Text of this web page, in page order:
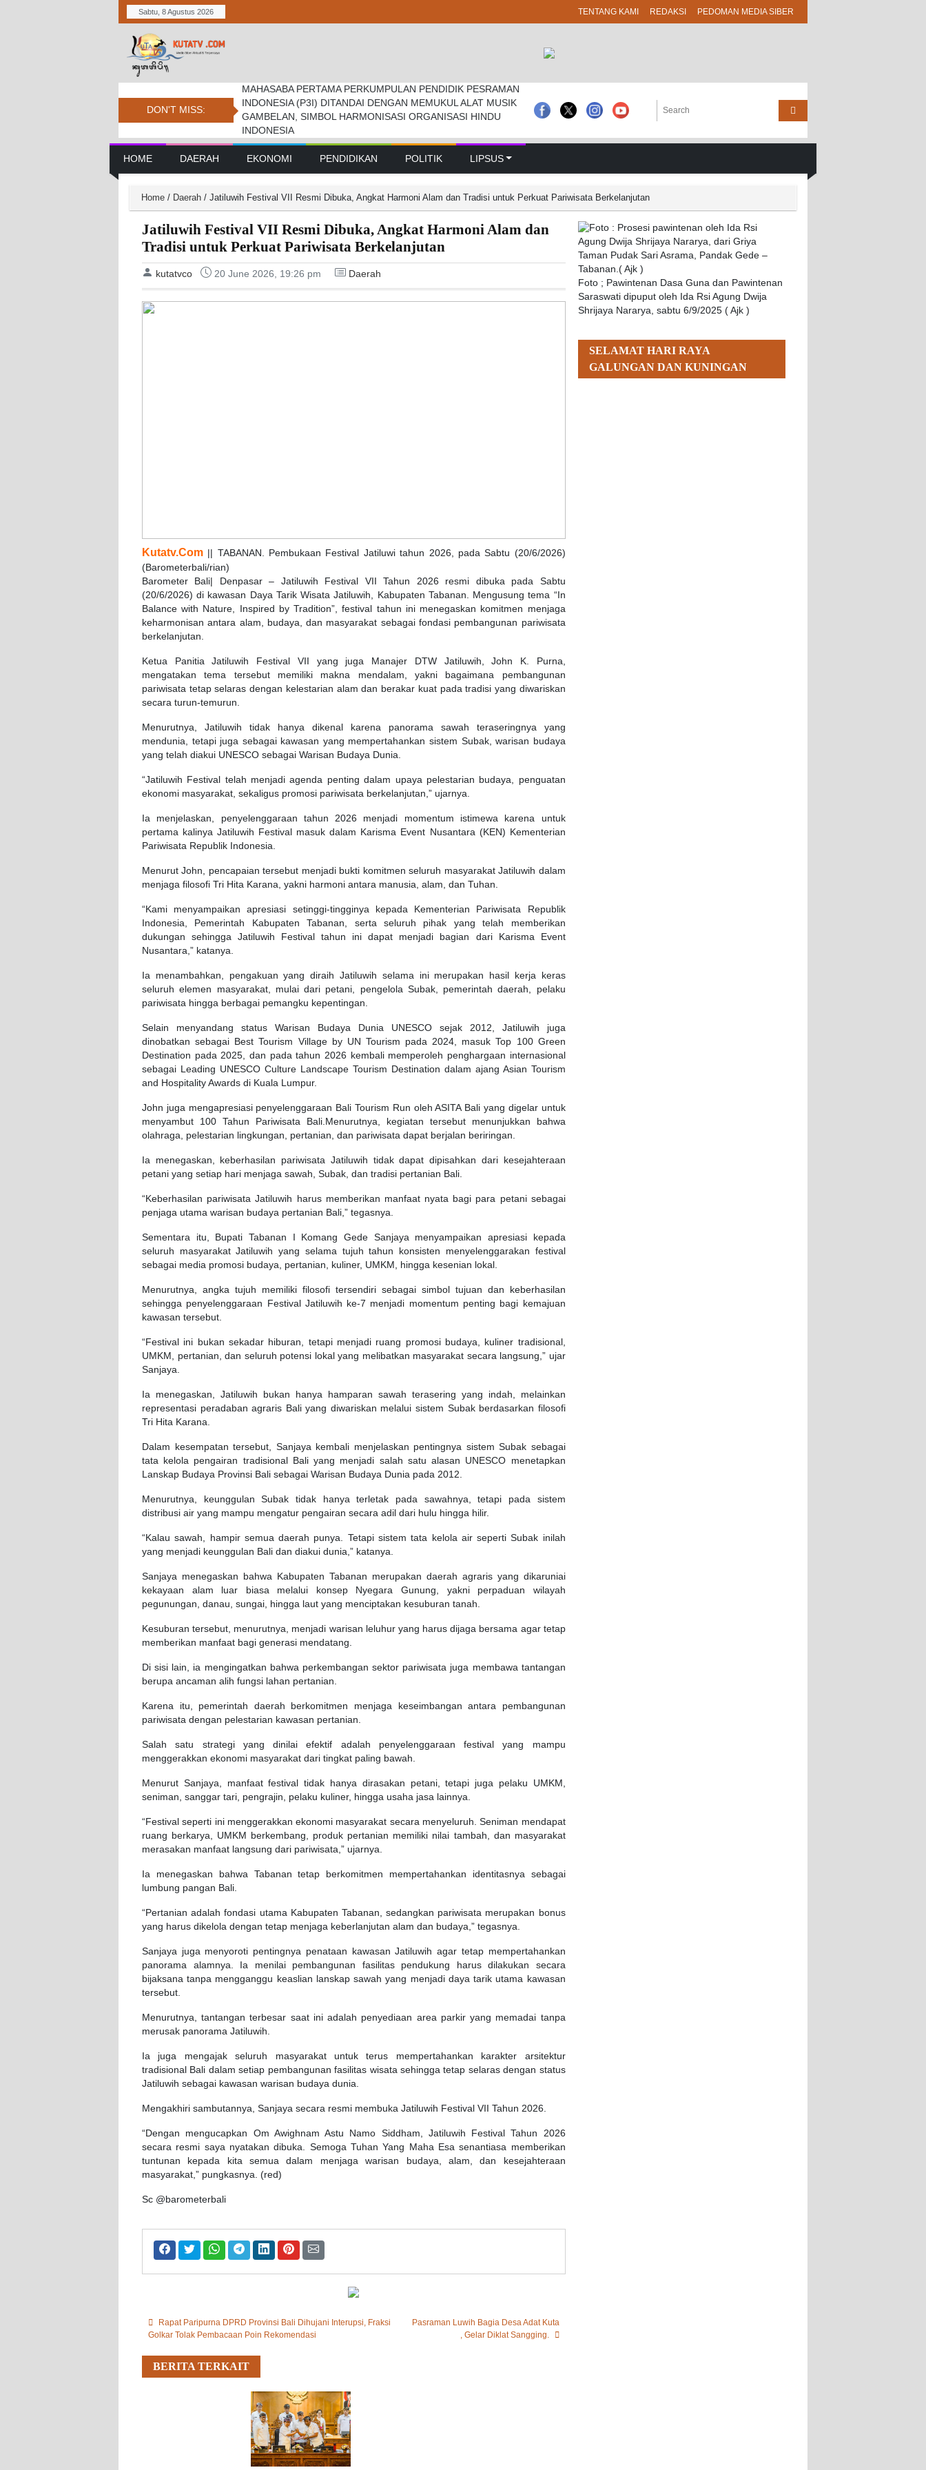
Sabtu, 8 Agustus 2026 TENTANG KAMI REDAKSI PEDOMAN MEDIA SIBER
DON'T MISS:
MAHASABA PERTAMA PERKUMPULAN PENDIDIK PESRAMAN
INDONESIA (P3I) DITANDAI DENGAN MEMUKUL ALAT MUSIK
GAMBELAN, SIMBOL HARMONISASI ORGANISASI HINDU
INDONESIA
Bupati Dukung Pramuka Kwarcab Badung Berprestasi Di
Jambore Nasional
Pemkab. Dan Dprd Badung Sepakati Kua-ppas 2027, Belanja
Daerah Tembus Rp 14,2 Triliun
Main Navigation
HOME DAERAH EKONOMI PENDIDIKAN POLITIK LIPSUS
Home / Daerah / Jatiluwih Festival VII Resmi Dibuka, Angkat Harmoni Alam dan Tradisi untuk Perkuat Pariwisata Berkelanjutan
Jatiluwih Festival VII Resmi Dibuka, Angkat Harmoni Alam dan
Tradisi untuk Perkuat Pariwisata Berkelanjutan
kutatvco 20 June 2026, 19:26 pm Daerah
Kutatv.Com
|| TABANAN. Pembukaan Festival Jatiluwi tahun 2026, pada Sabtu (20/6/2026)
(Barometerbali/rian)
Barometer Bali| Denpasar – Jatiluwih Festival VII Tahun 2026 resmi dibuka pada Sabtu
(20/6/2026) di kawasan Daya Tarik Wisata Jatiluwih, Kabupaten Tabanan. Mengusung tema “In
Balance with Nature, Inspired by Tradition”, festival tahun ini menegaskan komitmen menjaga
keharmonisan antara alam, budaya, dan masyarakat sebagai fondasi pembangunan pariwisata
berkelanjutan.
Ketua Panitia Jatiluwih Festival VII yang juga Manajer DTW Jatiluwih, John K. Purna,
mengatakan tema tersebut memiliki makna mendalam, yakni bagaimana pembangunan
pariwisata tetap selaras dengan kelestarian alam dan berakar kuat pada tradisi yang diwariskan
secara turun-temurun.
Menurutnya, Jatiluwih tidak hanya dikenal karena panorama sawah teraseringnya yang
mendunia, tetapi juga sebagai kawasan yang mempertahankan sistem Subak, warisan budaya
yang telah diakui UNESCO sebagai Warisan Budaya Dunia.
“Jatiluwih Festival telah menjadi agenda penting dalam upaya pelestarian budaya, penguatan
ekonomi masyarakat, sekaligus promosi pariwisata berkelanjutan,” ujarnya.
Ia menjelaskan, penyelenggaraan tahun 2026 menjadi momentum istimewa karena untuk
pertama kalinya Jatiluwih Festival masuk dalam Karisma Event Nusantara (KEN) Kementerian
Pariwisata Republik Indonesia.
Menurut John, pencapaian tersebut menjadi bukti komitmen seluruh masyarakat Jatiluwih dalam
menjaga filosofi Tri Hita Karana, yakni harmoni antara manusia, alam, dan Tuhan.
“Kami menyampaikan apresiasi setinggi-tingginya kepada Kementerian Pariwisata Republik
Indonesia, Pemerintah Kabupaten Tabanan, serta seluruh pihak yang telah memberikan
dukungan sehingga Jatiluwih Festival tahun ini dapat menjadi bagian dari Karisma Event
Nusantara,” katanya.
Ia menambahkan, pengakuan yang diraih Jatiluwih selama ini merupakan hasil kerja keras
seluruh elemen masyarakat, mulai dari petani, pengelola Subak, pemerintah daerah, pelaku
pariwisata hingga berbagai pemangku kepentingan.
Selain menyandang status Warisan Budaya Dunia UNESCO sejak 2012, Jatiluwih juga
dinobatkan sebagai Best Tourism Village by UN Tourism pada 2024, masuk Top 100 Green
Destination pada 2025, dan pada tahun 2026 kembali memperoleh penghargaan internasional
sebagai Leading UNESCO Culture Landscape Tourism Destination dalam ajang Asian Tourism
and Hospitality Awards di Kuala Lumpur.
John juga mengapresiasi penyelenggaraan Bali Tourism Run oleh ASITA Bali yang digelar untuk
menyambut 100 Tahun Pariwisata Bali.Menurutnya, kegiatan tersebut menunjukkan bahwa
olahraga, pelestarian lingkungan, pertanian, dan pariwisata dapat berjalan beriringan.
Ia menegaskan, keberhasilan pariwisata Jatiluwih tidak dapat dipisahkan dari kesejahteraan
petani yang setiap hari menjaga sawah, Subak, dan tradisi pertanian Bali.
“Keberhasilan pariwisata Jatiluwih harus memberikan manfaat nyata bagi para petani sebagai
penjaga utama warisan budaya pertanian Bali,” tegasnya.
Sementara itu, Bupati Tabanan I Komang Gede Sanjaya menyampaikan apresiasi kepada
seluruh masyarakat Jatiluwih yang selama tujuh tahun konsisten menyelenggarakan festival
sebagai media promosi budaya, pertanian, kuliner, UMKM, hingga kesenian lokal.
Menurutnya, angka tujuh memiliki filosofi tersendiri sebagai simbol tujuan dan keberhasilan
sehingga penyelenggaraan Festival Jatiluwih ke-7 menjadi momentum penting bagi kemajuan
kawasan tersebut.
“Festival ini bukan sekadar hiburan, tetapi menjadi ruang promosi budaya, kuliner tradisional,
UMKM, pertanian, dan seluruh potensi lokal yang melibatkan masyarakat secara langsung,” ujar
Sanjaya.
Ia menegaskan, Jatiluwih bukan hanya hamparan sawah terasering yang indah, melainkan
representasi peradaban agraris Bali yang diwariskan melalui sistem Subak berdasarkan filosofi
Tri Hita Karana.
Dalam kesempatan tersebut, Sanjaya kembali menjelaskan pentingnya sistem Subak sebagai
tata kelola pengairan tradisional Bali yang menjadi salah satu alasan UNESCO menetapkan
Lanskap Budaya Provinsi Bali sebagai Warisan Budaya Dunia pada 2012.
Menurutnya, keunggulan Subak tidak hanya terletak pada sawahnya, tetapi pada sistem
distribusi air yang mampu mengatur pengairan secara adil dari hulu hingga hilir.
“Kalau sawah, hampir semua daerah punya. Tetapi sistem tata kelola air seperti Subak inilah
yang menjadi keunggulan Bali dan diakui dunia,” katanya.
Sanjaya menegaskan bahwa Kabupaten Tabanan merupakan daerah agraris yang dikaruniai
kekayaan alam luar biasa melalui konsep Nyegara Gunung, yakni perpaduan wilayah
pegunungan, danau, sungai, hingga laut yang menciptakan kesuburan tanah.
Kesuburan tersebut, menurutnya, menjadi warisan leluhur yang harus dijaga bersama agar tetap
memberikan manfaat bagi generasi mendatang.
Di sisi lain, ia mengingatkan bahwa perkembangan sektor pariwisata juga membawa tantangan
berupa ancaman alih fungsi lahan pertanian.
Karena itu, pemerintah daerah berkomitmen menjaga keseimbangan antara pembangunan
pariwisata dengan pelestarian kawasan pertanian.
Salah satu strategi yang dinilai efektif adalah penyelenggaraan festival yang mampu
menggerakkan ekonomi masyarakat dari tingkat paling bawah.
Menurut Sanjaya, manfaat festival tidak hanya dirasakan petani, tetapi juga pelaku UMKM,
seniman, sanggar tari, pengrajin, pelaku kuliner, hingga usaha jasa lainnya.
“Festival seperti ini menggerakkan ekonomi masyarakat secara menyeluruh. Seniman mendapat
ruang berkarya, UMKM berkembang, produk pertanian memiliki nilai tambah, dan masyarakat
merasakan manfaat langsung dari pariwisata,” ujarnya.
Ia menegaskan bahwa Tabanan tetap berkomitmen mempertahankan identitasnya sebagai
lumbung pangan Bali.
“Pertanian adalah fondasi utama Kabupaten Tabanan, sedangkan pariwisata merupakan bonus
yang harus dikelola dengan tetap menjaga keberlanjutan alam dan budaya,” tegasnya.
Sanjaya juga menyoroti pentingnya penataan kawasan Jatiluwih agar tetap mempertahankan
panorama alamnya. Ia menilai pembangunan fasilitas pendukung harus dilakukan secara
bijaksana tanpa mengganggu keaslian lanskap sawah yang menjadi daya tarik utama kawasan
tersebut.
Menurutnya, tantangan terbesar saat ini adalah penyediaan area parkir yang memadai tanpa
merusak panorama Jatiluwih.
Ia juga mengajak seluruh masyarakat untuk terus mempertahankan karakter arsitektur
tradisional Bali dalam setiap pembangunan fasilitas wisata sehingga tetap selaras dengan status
Jatiluwih sebagai kawasan warisan budaya dunia.
Mengakhiri sambutannya, Sanjaya secara resmi membuka Jatiluwih Festival VII Tahun 2026.
“Dengan mengucapkan Om Awighnam Astu Namo Siddham, Jatiluwih Festival Tahun 2026
secara resmi saya nyatakan dibuka. Semoga Tuhan Yang Maha Esa senantiasa memberikan
tuntunan kepada kita semua dalam menjaga warisan budaya, alam, dan kesejahteraan
masyarakat,” pungkasnya. (red)
Sc @barometerbali
Rapat Paripurna DPRD Provinsi Bali Dihujani Interupsi, Fraksi
Golkar Tolak Pembacaan Poin Rekomendasi
Pasraman Luwih Bagia Desa Adat Kuta
, Gelar Diklat Sangging.
BERITA TERKAIT
Foto ; Pawintenan Dasa Guna dan Pawintenan
Saraswati dipuput oleh Ida Rsi Agung Dwija
Shrijaya Nararya, sabtu 6/9/2025 ( Ajk )
SELAMAT HARI RAYA
GALUNGAN DAN KUNINGAN